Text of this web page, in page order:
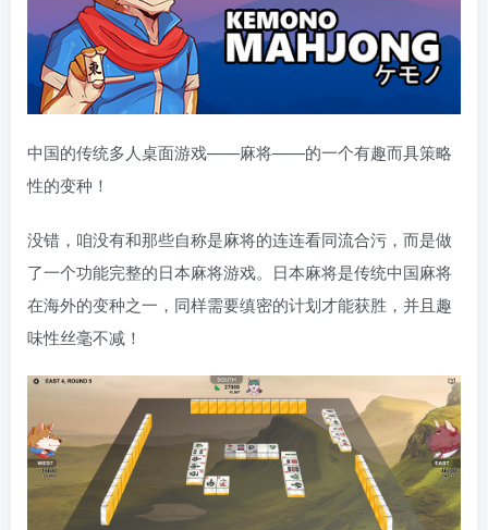
中国的传统多人桌面游戏——麻将——的一个有趣而具策略
性的变种！
没错，咱没有和那些自称是麻将的连连看同流合污，而是做
了一个功能完整的日本麻将游戏。日本麻将是传统中国麻将
在海外的变种之一，同样需要缜密的计划才能获胜，并且趣
味性丝毫不减！